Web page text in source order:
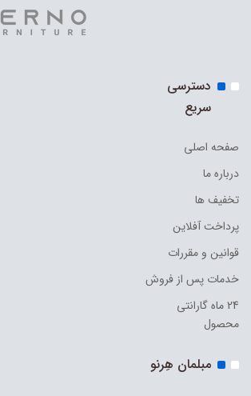
دسترسی
سریع
صفحه اصلی
درباره ما
تخفیف ها
پرداخت آفلاین
قوانین و مقررات
خدمات پس از فروش
24 ماه گارانتی
محصول
مبلمان هِرنو